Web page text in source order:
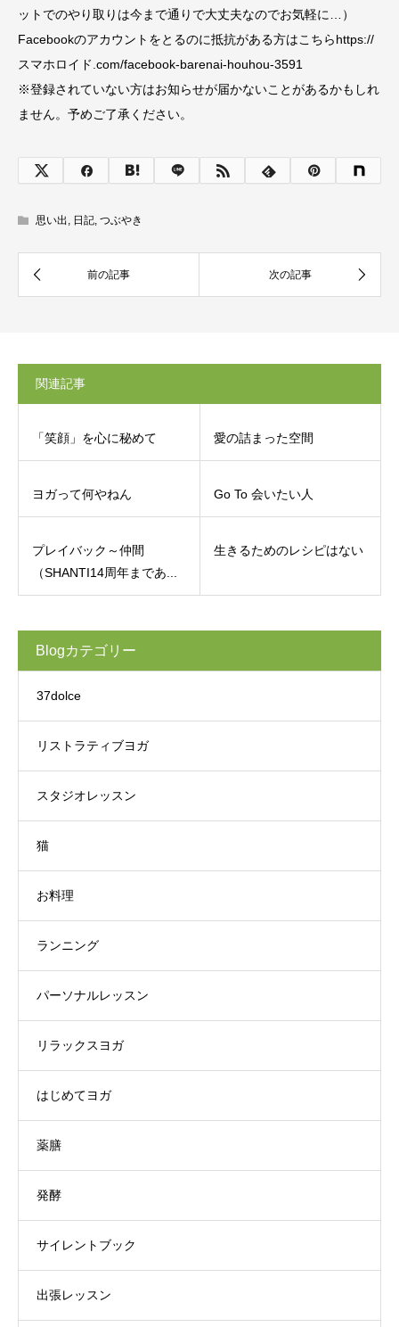
ットでのやり取りは今まで通りで大丈夫なのでお気軽に…）
Facebookのアカウントをとるのに抵抗がある方はこちらhttps://
スマホロイド.com/facebook-barenai-houhou-3591
※登録されていない方はお知らせが届かないことがあるかもしれ
ません。予めご了承ください。
思い出, 日記, つぶやき
関連記事
「笑顔」を心に秘めて 愛の詰まった空間
ヨガって何やねん Go To 会いたい人
プレイバック～仲間
（SHANTI14周年まであ...
生きるためのレシピはない
Blogカテゴリー
37dolce
リストラティブヨガ
スタジオレッスン
猫
お料理
ランニング
パーソナルレッスン
リラックスヨガ
はじめてヨガ
薬膳
発酵
サイレントブック
出張レッスン